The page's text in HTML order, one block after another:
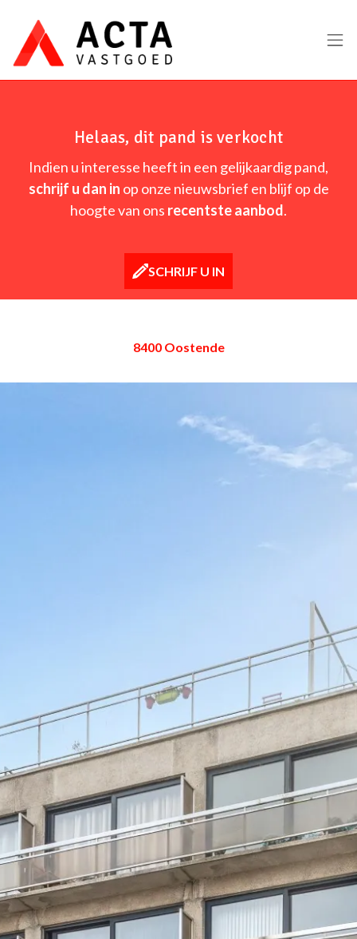
Helaas, dit pand is verkocht
Indien u interesse heeft in een gelijkaardig pand,
schrijf u dan in op onze nieuwsbrief en blijf op de
hoogte van ons recentste aanbod.
SCHRIJF U IN
8400 Oostende